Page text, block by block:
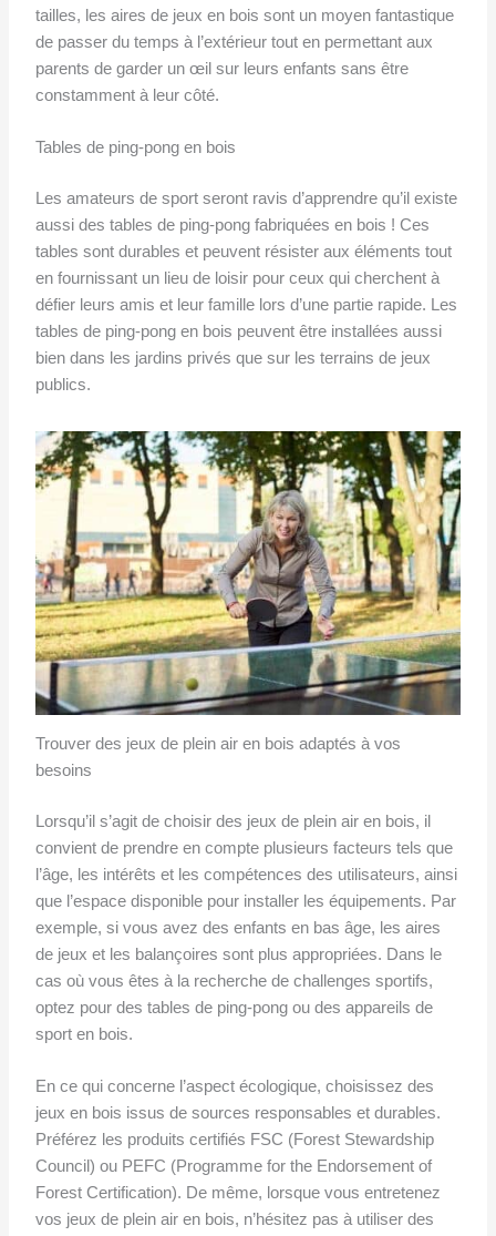
tailles, les aires de jeux en bois sont un moyen fantastique
de passer du temps à l’extérieur tout en permettant aux
parents de garder un œil sur leurs enfants sans être
constamment à leur côté.
Tables de ping-pong en bois
Les amateurs de sport seront ravis d’apprendre qu’il existe
aussi des tables de ping-pong fabriquées en bois ! Ces
tables sont durables et peuvent résister aux éléments tout
en fournissant un lieu de loisir pour ceux qui cherchent à
défier leurs amis et leur famille lors d’une partie rapide. Les
tables de ping-pong en bois peuvent être installées aussi
bien dans les jardins privés que sur les terrains de jeux
publics.
Trouver des jeux de plein air en bois adaptés à vos
besoins
Lorsqu’il s’agit de choisir des jeux de plein air en bois, il
convient de prendre en compte plusieurs facteurs tels que
l’âge, les intérêts et les compétences des utilisateurs, ainsi
que l’espace disponible pour installer les équipements. Par
exemple, si vous avez des enfants en bas âge, les aires
de jeux et les balançoires sont plus appropriées. Dans le
cas où vous êtes à la recherche de challenges sportifs,
optez pour des tables de ping-pong ou des appareils de
sport en bois.
En ce qui concerne l’aspect écologique, choisissez des
jeux en bois issus de sources responsables et durables.
Préférez les produits certifiés FSC (Forest Stewardship
Council) ou PEFC (Programme for the Endorsement of
Forest Certification). De même, lorsque vous entretenez
vos jeux de plein air en bois, n’hésitez pas à utiliser des